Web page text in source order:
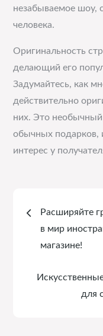
незабываемое шоу,
человека.
Оригинальность
делающий его
Задумайтесь, как
действительно
них. Это
обычных подарков,
интерес у
Расширяйте
в мир
магазине!
для